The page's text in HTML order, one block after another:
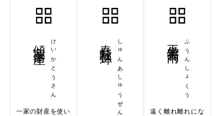
けいかとうさん
一家の財産を使い
しゅんあしゅうぜん ふうんしょくう
遠く離れ離れにな